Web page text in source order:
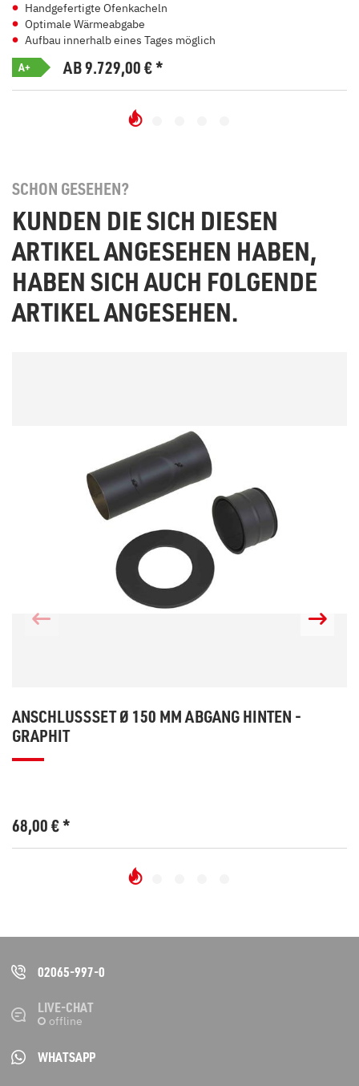
Handgefertigte Ofenkacheln
Optimale Wärmeabgabe
Aufbau innerhalb eines Tages möglich
A+ AB 9.729,00€*
SCHON GESEHEN?
KUNDEN DIE SICH DIESEN
ARTIKEL ANGESEHEN HABEN,
HABEN SICH AUCH FOLGENDE
ARTIKEL ANGESEHEN.
ANSCHLUSSSET Ø 150 MM ABGANG HINTEN -
GRAPHIT
68,00€*
02065-997-0
LIVE-CHAT
WHATSAPP